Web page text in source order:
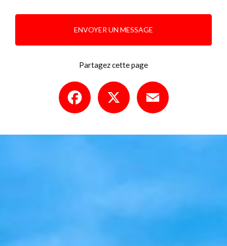
ENVOYER UN MESSAGE
Partagez cette page
Facebook